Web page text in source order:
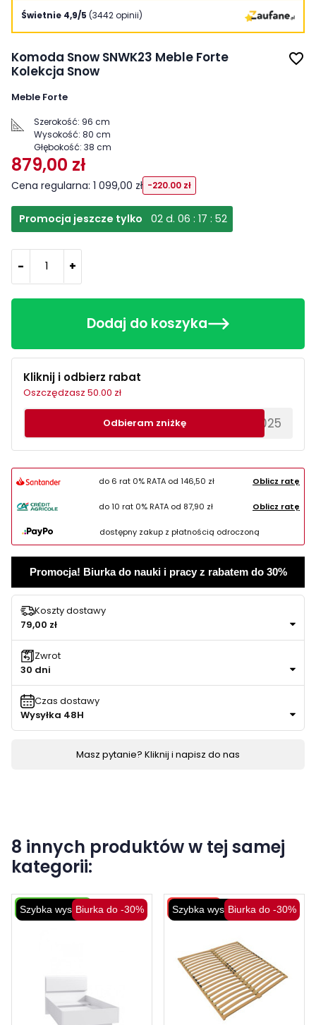
Świetnie 4,9/5 (3442 opinii)
Komoda Snow SNWK23 Meble Forte
Kolekcja Snow
favorite_border
Meble Forte
Szerokość: 96 cm
Wysokość: 80 cm
Głębokość: 38 cm
879,00 zł
Cena regularna: 1 099,00 zł -220.00 zł
Promocja jeszcze tylko 02 d. 06 :17 :52
- +
Dodaj do koszyka
Kliknij i odbierz rabat
Oszczędzasz 50.00 zł
********EWS2025
Odbieram zniżkę
do 6 rat 0% RATA od146,50 zł Oblicz ratę
do 10 rat 0% RATA od 87,90 zł Oblicz ratę
dostępny zakup z płatnością odroczoną
Promocja! Biurka do nauki i pracy z rabatem do 30%
Koszty dostawy
79,00 zł
Zwrot
30 dni
Czas dostawy
Wysyłka 48H
Masz pytanie? Kliknij i napisz do nas
8 innych produktów w tej samej
kategorii:
Szybka wysyłkaBiurka do -30%
Darmowa dostawa Szybka wysyłkaBiurka do -30%
Wysyłka 48H